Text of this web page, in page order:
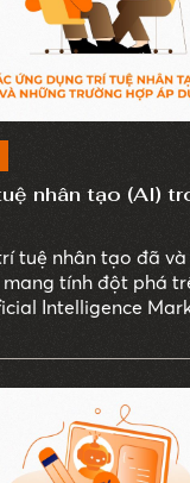
nhân tạo (AI)
tuệ nhân tạo đã
tính đột phá
Intelligence
dự kiến sẽ đạt
trung bình 36,2%
cho tầm quan trọng
lĩnh vực.